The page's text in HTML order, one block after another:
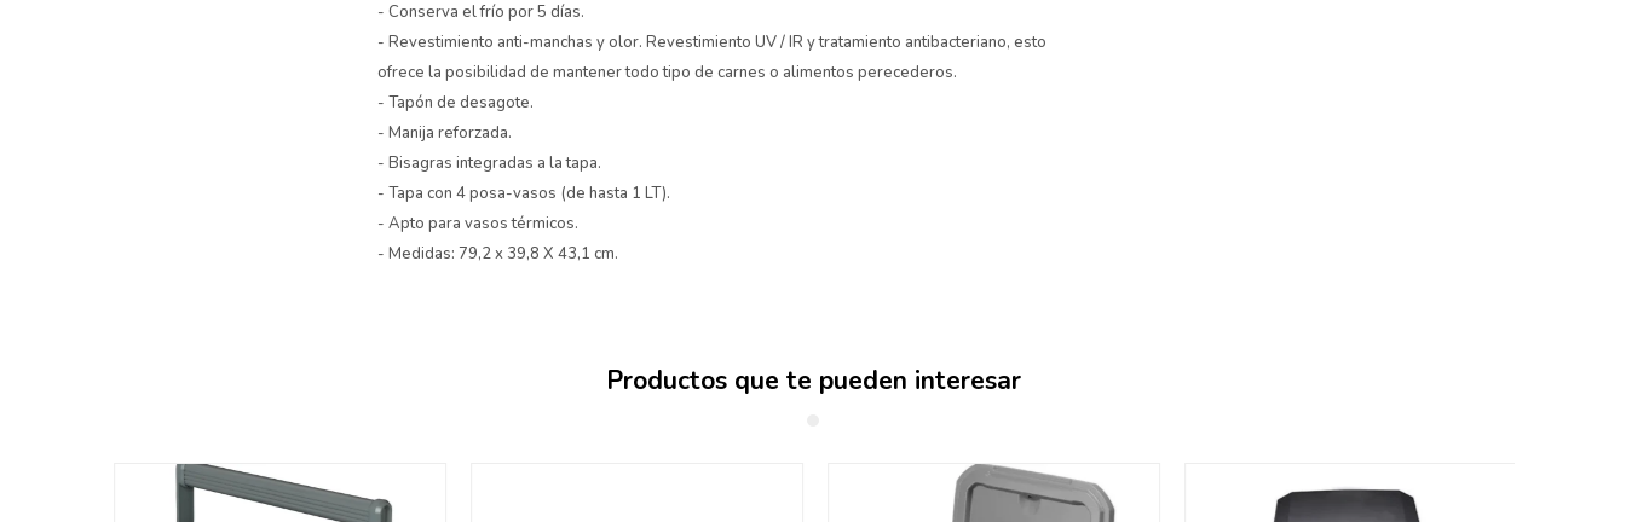
- Conserva el frío por 5 días.
- Revestimiento anti-manchas y olor. Revestimiento UV / IR y tratamiento antibacteriano, esto
ofrece la posibilidad de mantener todo tipo de carnes o alimentos perecederos.
- Tapón de desagote.
- Manija reforzada.
- Bisagras integradas a la tapa.
- Tapa con 4 posa-vasos (de hasta 1 LT).
- Apto para vasos térmicos.
- Medidas: 79,2 x 39,8 X 43,1 cm.
Productos que te pueden interesar